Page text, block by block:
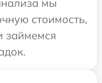
мы
стоимость,
займемся